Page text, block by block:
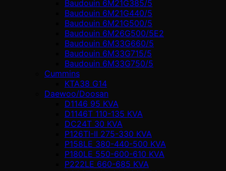
Baudouin 6M21G385/5
Baudouin 6M21G440/5
Baudouin 6M21G500/5
Baudouin 6M26G500/5E2
Baudouin 6M33G660/5
Baudouin 6M33G715/5
Baudouin 6M33G750/5
Cummins
KTA38 G14
Daewoo/Doosan
D1146 95 KVA
D1146T 110-135 KVA
DC24T 30 KVA
P126TI-II 275-330 KVA
P158LE 380-440-500 KVA
P180LE 550-600-610 KVA
P222LE 660-685 KVA